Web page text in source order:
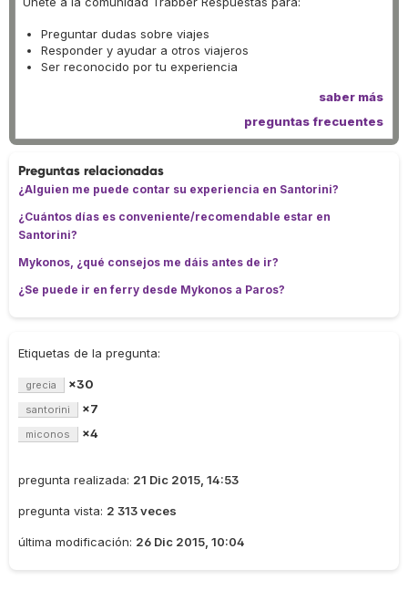
Preguntar dudas sobre viajes
Responder y ayudar a otros viajeros
Ser reconocido por tu experiencia
saber más
preguntas frecuentes
Preguntas relacionadas
¿Alguien me puede contar su experiencia en Santorini?
¿Cuántos días es conveniente/recomendable estar en
Santorini?
Mykonos, ¿qué consejos me dáis antes de ir?
¿Se puede ir en ferry desde Mykonos a Paros?
Etiquetas de la pregunta:
grecia ×30
santorini ×7
miconos ×4
pregunta realizada: 21 Dic 2015, 14:53
pregunta vista: 2 313 veces
última modificación: 26 Dic 2015, 10:04